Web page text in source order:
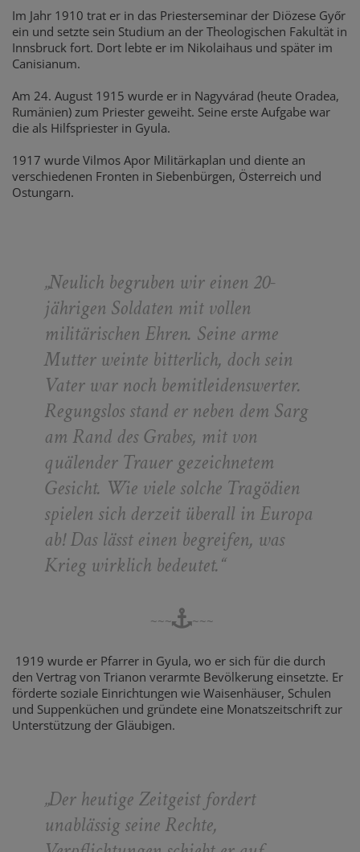
Im Jahr 1910 trat er in das Priesterseminar der Diözese Győr
ein und setzte sein Studium an der Theologischen Fakultät in
Innsbruck fort. Dort lebte er im Nikolaihaus und später im
Canisianum.
Am 24. August 1915 wurde er in Nagyvárad (heute Oradea,
Rumänien) zum Priester geweiht. Seine erste Aufgabe war
die als Hilfspriester in Gyula.
1917 wurde Vilmos Apor Militärkaplan und diente an
verschiedenen Fronten in Siebenbürgen, Österreich und
Ostungarn.
„Neulich begruben wir einen 20-
jährigen Soldaten mit vollen
militärischen Ehren. Seine arme
Mutter weinte bitterlich, doch sein
Vater war noch bemitleidenswerter.
Regungslos stand er neben dem Sarg
am Rand des Grabes, mit von
quälender Trauer gezeichnetem
Gesicht. Wie viele solche Tragödien
spielen sich derzeit überall in Europa
ab! Das lässt einen begreifen, was
Krieg wirklich bedeutet.“
~~~ ~~~
1919 wurde er Pfarrer in Gyula, wo er sich für die durch
den Vertrag von Trianon verarmte Bevölkerung einsetzte. Er
förderte soziale Einrichtungen wie Waisenhäuser, Schulen
und Suppenküchen und gründete eine Monatszeitschrift zur
Unterstützung der Gläubigen.
„Der heutige Zeitgeist fordert
unablässig seine Rechte,